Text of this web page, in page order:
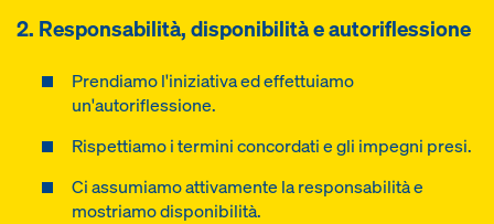
2. Responsabilità, disponibilità e autoriflessione
Prendiamo l'iniziativa ed effettuiamo
un'autoriflessione.
Rispettiamo i termini concordati e gli impegni presi.
Ci assumiamo attivamente la responsabilità e
mostriamo disponibilità.